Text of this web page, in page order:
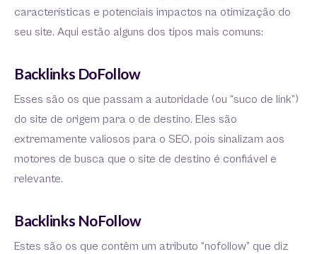
características e potenciais impactos na otimização do
seu site. Aqui estão alguns dos tipos mais comuns:
Backlinks DoFollow
Esses são os que passam a autoridade (ou “suco de link”)
do site de origem para o de destino. Eles são
extremamente valiosos para o SEO, pois sinalizam aos
motores de busca que o site de destino é confiável e
relevante.
Backlinks NoFollow
Estes são os que contêm um atributo “nofollow” que diz